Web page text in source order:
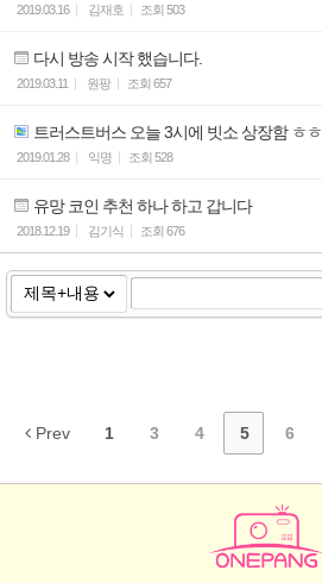
2019.03.16 김재호 조회 503
다시 방송 시작 했습니다.
2019.03.11 원팡 조회 657
트러스트버스 오늘 3시에 빗소 상장함 ㅎㅎ
2019.01.28 익명 조회 528
유망 코인 추천 하나 하고 갑니다
2018.12.19 김기식 조회 676
Prev 1 3 4 5 6